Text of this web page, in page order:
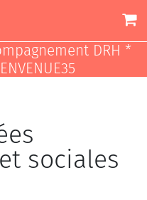
DRH *
sociales